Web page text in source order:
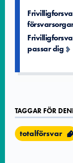
passar dig
TAGGAR FÖR
totalförsvar